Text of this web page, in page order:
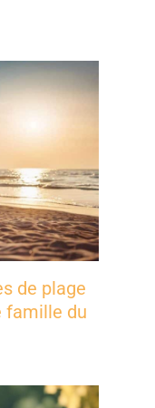
de plage
famille du